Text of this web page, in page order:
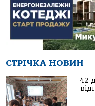
СТРІЧКА НОВИН
42